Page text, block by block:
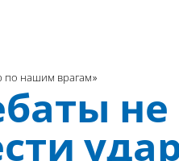
по нашим врагам»
не